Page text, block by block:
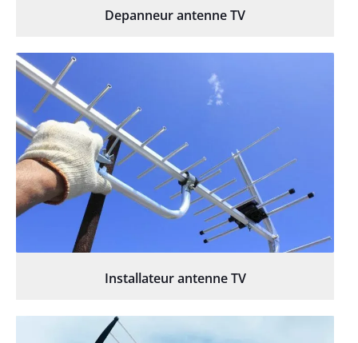
Depanneur antenne TV
Installateur antenne TV